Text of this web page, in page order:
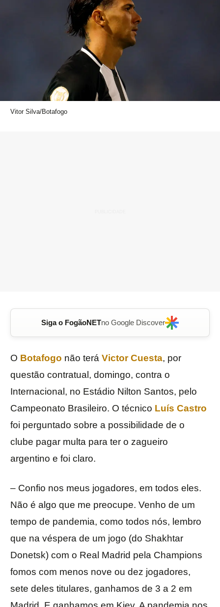
Vitor Silva/Botafogo
Siga o FogãoNETno Google Discover
O Botafogo não terá Victor Cuesta, por
questão contratual, domingo, contra o
Internacional, no Estádio Nilton Santos, pelo
Campeonato Brasileiro. O técnico Luís Castro
foi perguntado sobre a possibilidade de o
clube pagar multa para ter o zagueiro
argentino e foi claro.
– Confio nos meus jogadores, em todos eles.
Não é algo que me preocupe. Venho de um
tempo de pandemia, como todos nós, lembro
que na véspera de um jogo (do Shakhtar
Donetsk) com o Real Madrid pela Champions
fomos com menos nove ou dez jogadores,
sete deles titulares, ganhamos de 3 a 2 em